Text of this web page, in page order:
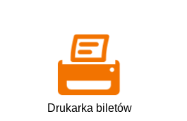
Drukarka biletów